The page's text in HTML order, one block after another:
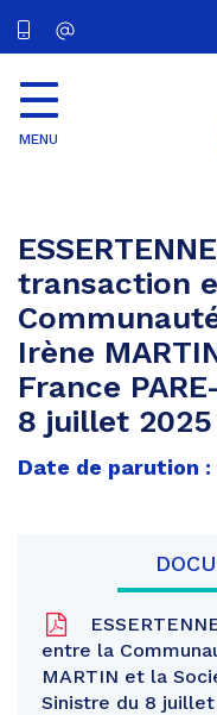
MENU
transaction
Irène
France
8 juillet 2025
Date de parution
entre la
MARTIN et la
Sinistre du 8 juillet